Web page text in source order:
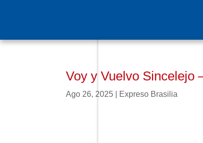
Voy y Vuelvo Sincelejo
Ago 26, 2025 Expreso Brasilia